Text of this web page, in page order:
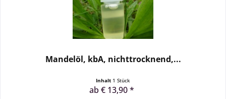
Mandelöl, kbA, nichttrocknend,...
Inhalt 1 Stück
ab € 13,90 *